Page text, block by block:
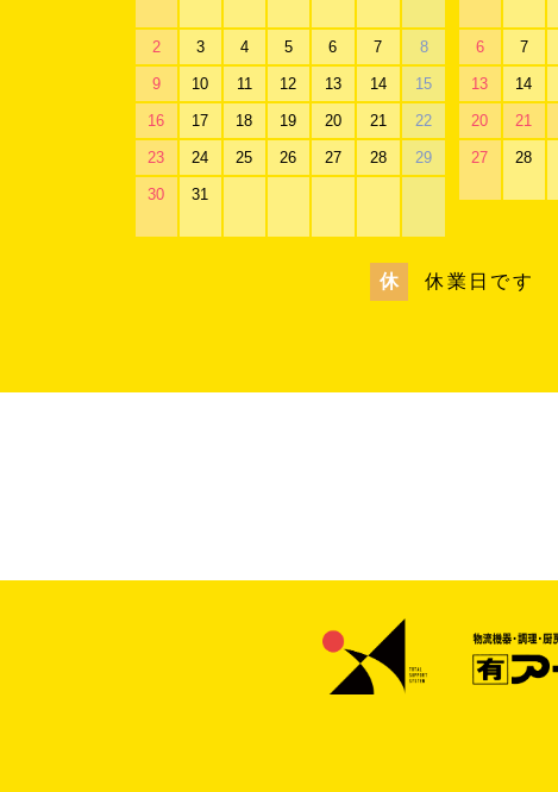
2 3 4 5 6 7 8
9 10 11 12 13 14 15
16 17 18 19 20 21 22
23 24 25 26 27 28 29
30 31
6 7
13 14
20 21
27 28
休 休業日です